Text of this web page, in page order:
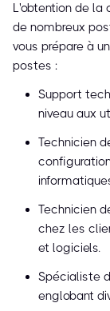
L'obtention de la
de nombreux
vous prépare à
postes :
Support
niveau aux
Technicien
Technicien
chez les
et logiciels.
Spécialiste
englobant